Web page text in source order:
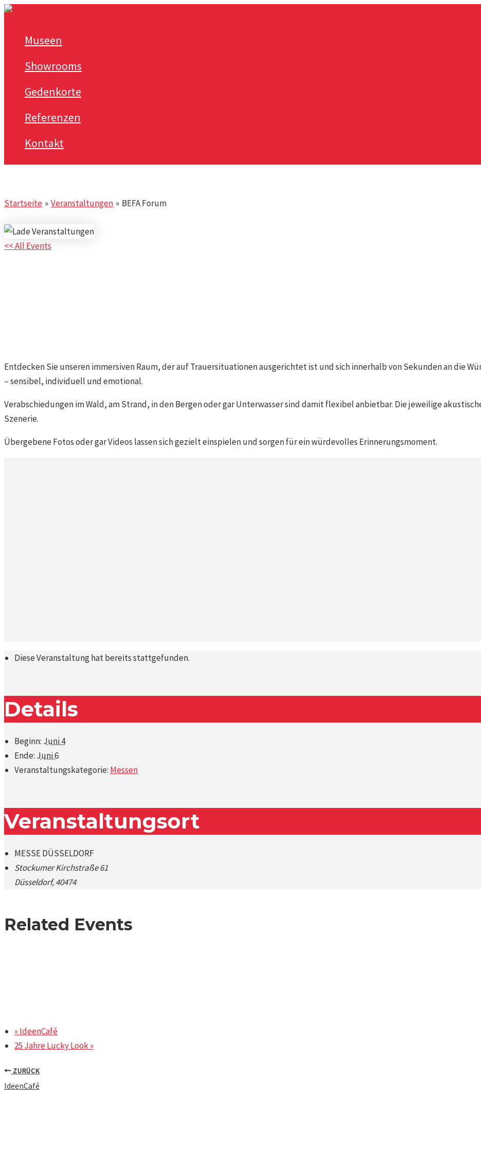
Zum
springenMuseen
Showrooms
Gedenkorte
Referenzen
Kontakt
Startseite Veranstaltungen BEFA Forum
<< All Events
Entdecken Sie unseren immersiven Raum, der auf Trauersituationen ausgerichtet ist und sich innerhalb von Sekunden an die
– sensibel, individuell und emotional.
Verabschiedungen im Wald, am Strand, in den Bergen oder gar Unterwasser sind damit flexibel anbietbar. Die jeweilige
Szenerie.
Übergebene Fotos oder gar Videos lassen sich gezielt einspielen und sorgen für ein würdevolles Erinnerungsmoment.
Diese Veranstaltung hat bereits stattgefunden.
Details
Beginn: Juni 4
Ende: Juni 6
Veranstaltungskategorie: Messen
Veranstaltungsort
MESSE DÜSSELDORF
Stockumer Kirchstraße 61
Düsseldorf,40474
Related Events
«IdeenCafé
25 Jahre Lucky Look»
ZURÜCK
IdeenCafé